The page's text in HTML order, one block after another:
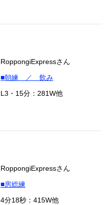
RoppongiExpressさん
■朝練 ／ 飲み
L3・15分：281W他
RoppongiExpressさん
■房総練
4分18秒：415W他